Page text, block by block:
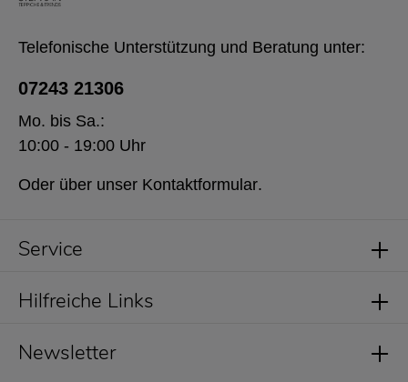
Service
Newsletter
Telefonische Unterstützung und Beratung unter:
07243 21306
Mo. bis Sa.:
10:00 - 19:00 Uhr
Oder über unser Kontaktformular.
Hilfreiche Links